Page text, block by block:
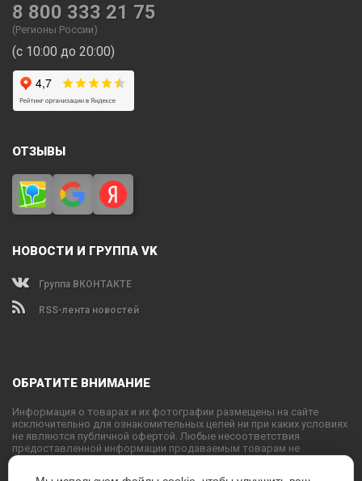
8 800 333 21 75
(Регионы России)
(с 10:00 до 20:00)
ОТЗЫВЫ
НОВОСТИ И ГРУППА VK
Группа ВКОНТАКТЕ
RSS-лента новостей
ОБРАТИТЕ ВНИМАНИЕ
Информация о товарах и их фотографии размещены на сайте
исключительно для ознакомительных целей ни при каких условиях
не являются публичной офертой. Любые несоответствия
предоставленной информации продаваемым товарам не
являются основанием для претензий, так как внешний вид и